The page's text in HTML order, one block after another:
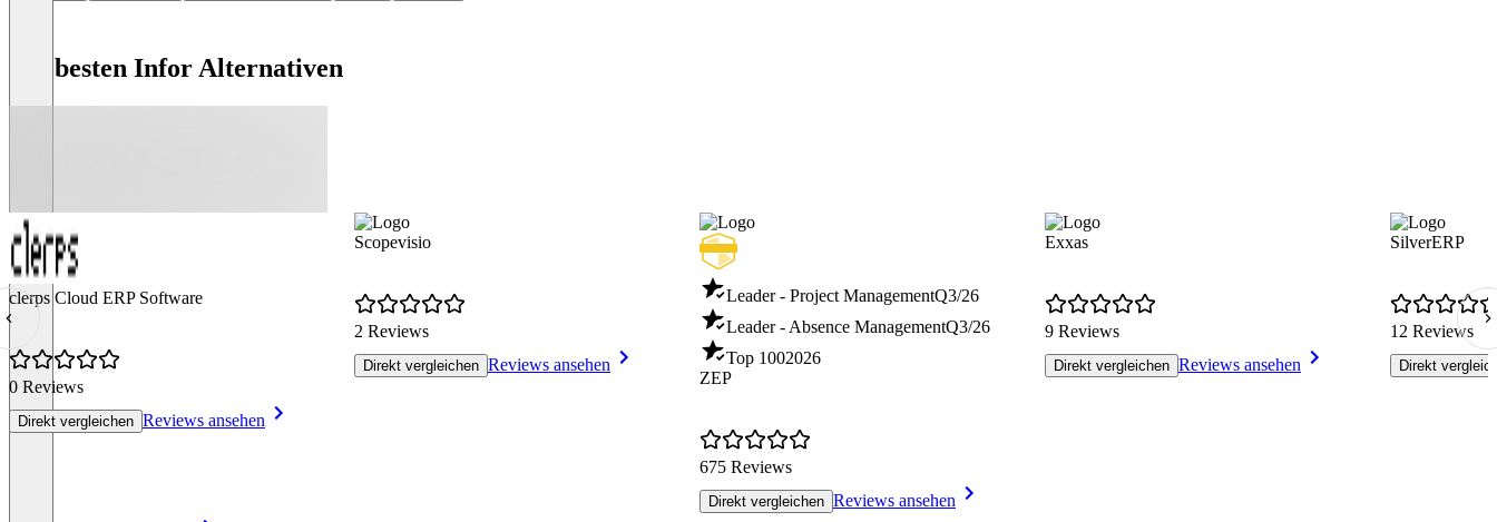
Die besten Infor Alternativen
clerps Cloud ERP Software
0 Reviews
Direkt vergleichen Reviews ansehen
Scopevisio
2 Reviews
Direkt vergleichen Reviews ansehen
Leader - Project ManagementQ3/26
Leader - Absence ManagementQ3/26
Top 1002026
ZEP
675 Reviews
Direkt vergleichen Reviews ansehen
Exxas
9 Reviews
Direkt vergleichen Reviews ansehen
SilverERP
12 Reviews
Direkt